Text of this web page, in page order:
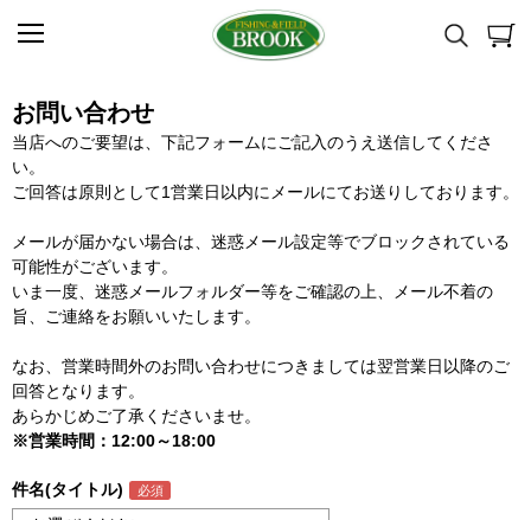
お問い合わせ
当店へのご要望は、下記フォームにご記入のうえ送信してくださ
い。
ご回答は原則として1営業日以内にメールにてお送りしております。
メールが届かない場合は、迷惑メール設定等でブロックされている
可能性がございます。
いま一度、迷惑メールフォルダー等をご確認の上、メール不着の
旨、ご連絡をお願いいたします。
なお、営業時間外のお問い合わせにつきましては翌営業日以降のご
回答となります。
あらかじめご了承くださいませ。
※営業時間：12:00～18:00
件名(タイトル)